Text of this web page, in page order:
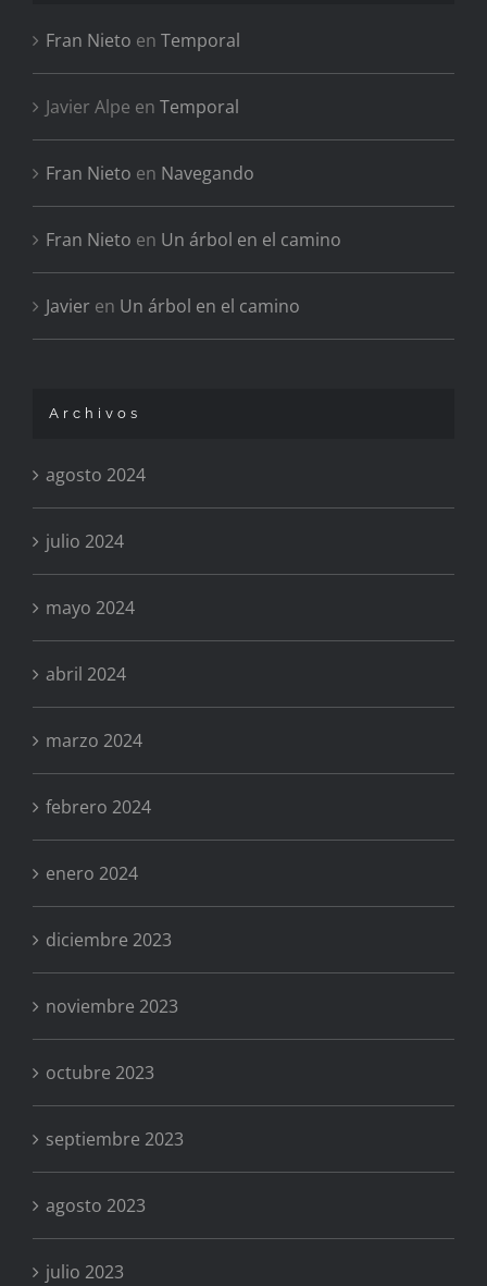
Fran Nieto en Temporal
Javier Alpe en Temporal
Fran Nieto en Navegando
Fran Nieto en Un árbol en el camino
Javier en Un árbol en el camino
Archivos
agosto 2024
julio 2024
mayo 2024
abril 2024
marzo 2024
febrero 2024
enero 2024
diciembre 2023
noviembre 2023
octubre 2023
septiembre 2023
agosto 2023
julio 2023